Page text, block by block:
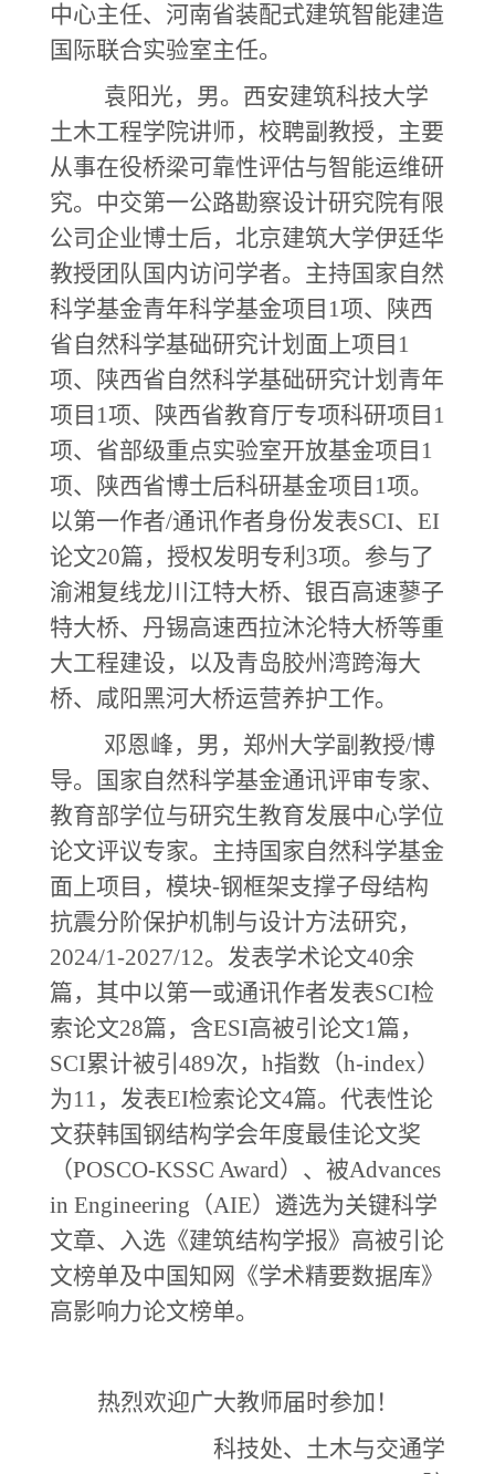
中心主任、河南省装配式建筑智能建造
国际联合实验室主任。
袁阳光，男。西安建筑科技大学
土木工程学院讲师，校聘副教授，主要
从事在役桥梁可靠性评估与智能运维研
究。中交第一公路勘察设计研究院有限
公司企业博士后，北京建筑大学伊廷华
教授团队国内访问学者。主持国家自然
科学基金青年科学基金项目 1项、陕西
省自然科学基础研究计划面上项目1
项、陕西省自然科学基础研究计划青年
项目1项、陕西省教育厅专项科研项目1
项、省部级重点实验室开放基金项目1
项、陕西省博士后科研基金项目1项。
以第一作者/通讯作者身份发表SCI、EI
论文20篇，授权发明专利3项。参与了
渝湘复线龙川江特大桥、银百高速蓼子
特大桥、丹锡高速西拉沐沦特大桥等重
大工程建设，以及青岛胶州湾跨海大
桥、咸阳黑河大桥运营养护工作。
邓恩峰，男，郑州大学副教授/博
导。国家自然科学基金通讯评审专家、
教育部学位与研究生教育发展中心学位
论文评议专家。主持国家自然科学基金
面上项目，模块-钢框架支撑子母结构
抗震分阶保护机制与设计方法研究，
2024/1-2027/12。发表学术论文40余
篇，其中以第一或通讯作者发表SCI检
索论文28篇，含ESI高被引论文1篇，
SCI累计被引 489次， h指数（h-index）
为11 ，发表EI检索论文4篇。代表性论
文获韩国钢结构学会年度最佳论文奖
（POSCO-KSSC Award）、被Advances
in Engineering （AIE）遴选为关键科学
文章、入选《建筑结构学报》高被引论
文榜单及中国知网《学术精要数据库》
高影响力论文榜单。
热烈欢迎广大教师届时参加！
科技处、土木与交通学